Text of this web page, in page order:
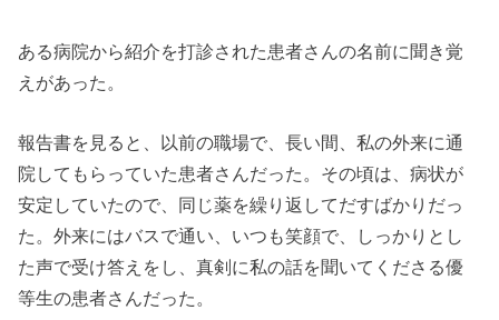
ある病院から紹介を打診された患者さんの名前に聞き覚
えがあった。
報告書を見ると、以前の職場で、長い間、私の外来に通
院してもらっていた患者さんだった。その頃は、病状が
安定していたので、同じ薬を繰り返してだすばかりだっ
た。外来にはバスで通い、いつも笑顔で、しっかりとし
た声で受け答えをし、真剣に私の話を聞いてくださる優
等生の患者さんだった。